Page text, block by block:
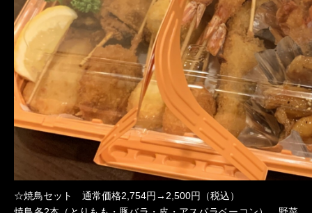
☆焼鳥セット 通常価格2,754円→2,500円（税込）